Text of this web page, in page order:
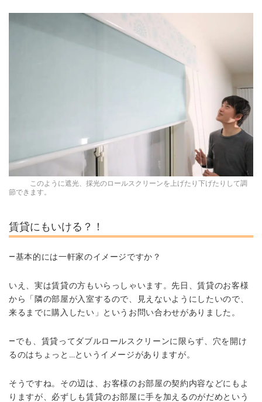
このように遮光、採光のロールスクリーンを上げたり下げたりして調
節できます。
賃貸にもいける？！
―基本的には一軒家のイメージですか？
いえ、実は賃貸の方もいらっしゃいます。先日、賃貸のお客様
から「隣の部屋が入室するので、見えないようにしたいので、
来るまでに購入したい」というお問い合わせがありました。
―でも、賃貸ってダブルロールスクリーンに限らず、穴を開け
るのはちょっと…というイメージがありますが。
そうですね。その辺は、お客様のお部屋の契約内容などにもよ
りますが、必ずしも賃貸のお部屋に手を加えるのがだめという